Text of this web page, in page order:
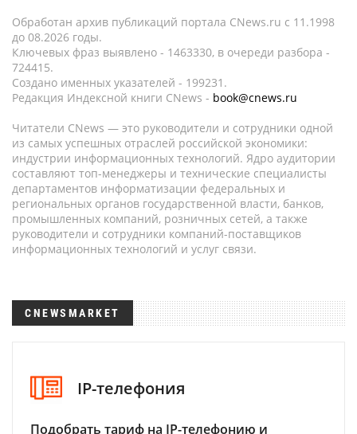
Обработан архив публикаций портала CNews.ru c 11.1998
до 08.2026 годы.
Ключевых фраз выявлено - 1463330, в очереди разбора -
724415.
Создано именных указателей - 199231.
Редакция Индексной книги CNews - book@cnews.ru
Читатели CNews — это руководители и сотрудники одной
из самых успешных отраслей российской экономики:
индустрии информационных технологий. Ядро аудитории
составляют топ-менеджеры и технические специалисты
департаментов информатизации федеральных и
региональных органов государственной власти, банков,
промышленных компаний, розничных сетей, а также
руководители и сотрудники компаний-поставщиков
информационных технологий и услуг связи.
CNEWSMARKET
IP-телефония
Подобрать тариф на IP-телефонию и